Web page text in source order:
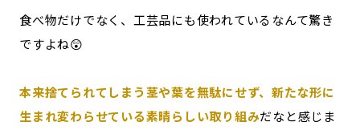
食べ物だけでなく、工芸品にも使われているなんて驚き
ですよね😲
本来捨てられてしまう茎や葉を無駄にせず、新たな形に
生まれ変わらせている素晴らしい取り組みだなと感じま